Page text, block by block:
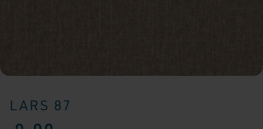
LARS 87